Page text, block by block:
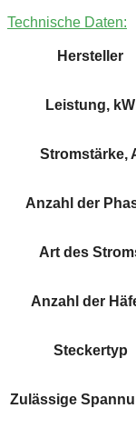
Technische Daten:
Hersteller
Leistung, kW
Stromstärke,
Anzahl der
Art des
Anzahl der
Steckertyp
Zulässige